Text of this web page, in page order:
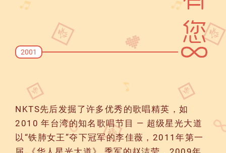
2001
NKTS先后发掘了许多优秀的歌唱精英，如
2010 年台湾的知名歌唱节目 — 超级星光大道
以“铁肺女王”夺下冠军的李佳薇，2011年第一